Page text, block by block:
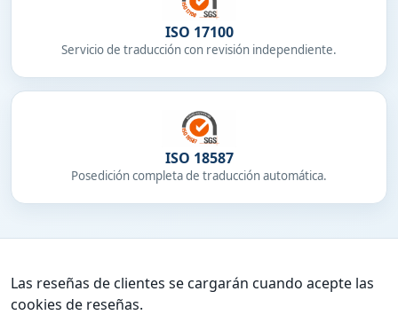
ISO 17100
Servicio de traducción con revisión independiente.
ISO 18587
Posedición completa de traducción automática.
Las reseñas de clientes se cargarán cuando acepte las
cookies de reseñas.